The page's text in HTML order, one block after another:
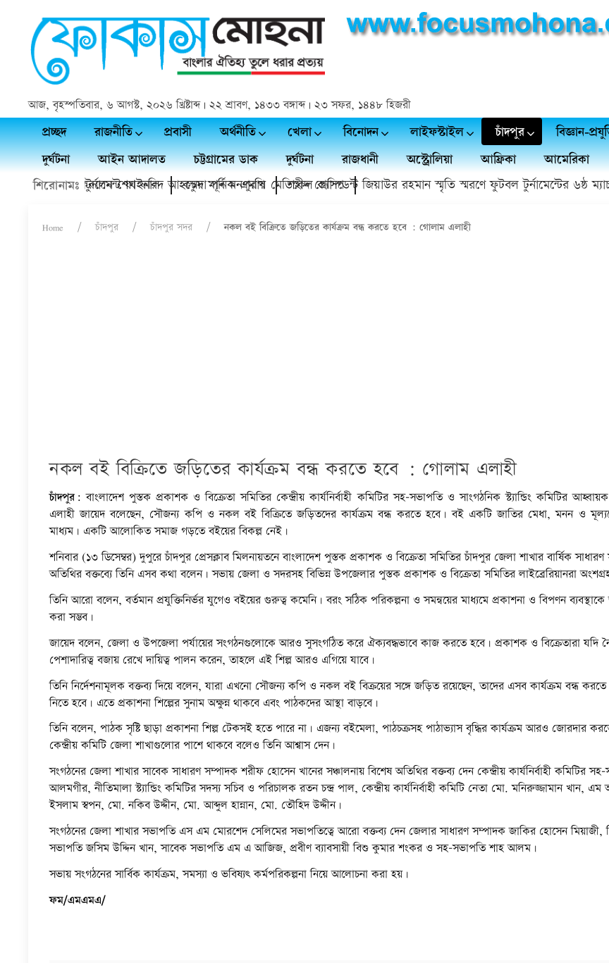
আজ, বৃহস্পতিবার, ৬ আগস্ট, ২০২৬ খ্রিষ্টাব্দ | ২২ শ্রাবণ, ১৪৩৩ বঙ্গাব্দ | ২৩ সফর, ১৪৪৮ হিজরী
প্রচ্ছদ রাজনীতি প্রবাসী অর্থনীতি খেলা বিনোদন লাইফস্টাইল চাঁদপুর বিজ্ঞান-
দুর্ঘটনা
আইন আদালত চট্টগ্রামের ডাক দুর্ঘটনা রাজধানী অস্ট্রোলিয়া আফ্রিকা আমেরিকা
শিরোনামঃ
মাঠ উদ্বোধন করলেন শেখ ফরিদ আহম্মেদ মানিক এমপি শহীদ প্রেসিডেন্ট জিয়াউর রহমান স্মৃতি স্মরণে ফুটবল টুর্নামেন্টের ৬ষ্ঠ ম্যাচ
ফুটবল টুর্নামেন্ট ফাইনাল কচুয়া পূর্ব মনপুরায় মেডিকেল ক্যাম্প
Home চাঁদপুর চাঁদপুর সদর নকল বই বিক্রিতে জড়িতের কার্যক্রম বন্ধ করতে হবে : গোলাম এলাহী
নকল বই বিক্রিতে জড়িতের কার্যক্রম বন্ধ করতে হবে : গোলাম এলাহী
চাঁদপুর: বাংলাদেশ পুস্তক প্রকাশক ও বিক্রেতা সমিতির কেন্দ্রীয় কার্যনির্বাহী কমিটির সহ-সভাপতি ও সাংগঠনিক স্ট্যান্ডিং কমিটির
এলাহী জায়েদ বলেছেন, সৌজন্য কপি ও নকল বই বিক্রিতে জড়িতদের কার্যক্রম বন্ধ করতে হবে। বই একটি জাতির মেধা, মনন ও
মাধ্যম। একটি আলোকিত সমাজ গড়তে বইয়ের বিকল্প নেই।
শনিবার (১৩ ডিসেম্বর) দুপুরে চাঁদপুর প্রেসক্লাব মিলনায়তনে বাংলাদেশ পুস্তক প্রকাশক ও বিক্রেতা সমিতির চাঁদপুর জেলা শাখার বার্ষিক সাধারণ
অতিথির বক্তব্যে তিনি এসব কথা বলেন। সভায় জেলা ও সদরসহ বিভিন্ন উপজেলার পুস্তক প্রকাশক ও বিক্রেতা সমিতির লাইব্রেরিয়ানরা
তিনি আরো বলেন, বর্তমান প্রযুক্তিনির্ভর যুগেও বইয়ের গুরুত্ব কমেনি। বরং সঠিক পরিকল্পনা ও সমন্বয়ের মাধ্যমে প্রকাশনা ও বিপণন
করা সম্ভব।
জায়েদ বলেন, জেলা ও উপজেলা পর্যায়ের সংগঠনগুলোকে আরও সুসংগঠিত করে ঐক্যবদ্ধভাবে কাজ করতে হবে। প্রকাশক ও বিক্রেতারা যদি
পেশাদারিত্ব বজায় রেখে দায়িত্ব পালন করেন, তাহলে এই শিল্প আরও এগিয়ে যাবে।
তিনি নির্দেশনামূলক বক্তব্য দিয়ে বলেন, যারা এখনো সৌজন্য কপি ও নকল বই বিক্রয়ের সঙ্গে জড়িত রয়েছেন, তাদের এসব কার্যক্রম বন্ধ করতে
নিতে হবে। এতে প্রকাশনা শিল্পের সুনাম অক্ষুন্ন থাকবে এবং পাঠকদের আস্থা বাড়বে।
তিনি বলেন, পাঠক সৃষ্টি ছাড়া প্রকাশনা শিল্প টেকসই হতে পারে না। এজন্য বইমেলা, পাঠচক্রসহ পাঠাভ্যাস বৃদ্ধির কার্যক্রম আরও জোরদার
কেন্দ্রীয় কমিটি জেলা শাখাগুলোর পাশে থাকবে বলেও তিনি আশ্বাস দেন।
সংগঠনের জেলা শাখার সাবেক সাধারণ সম্পাদক শরীফ হোসেন খানের সঞ্চালনায় বিশেষ অতিথির বক্তব্য দেন কেন্দ্রীয় কার্যনির্বাহী কমিটির
আলমগীর, নীতিমালা স্ট্যান্ডিং কমিটির সদস্য সচিব ও পরিচালক রতন চন্দ্র পাল, কেন্দ্রীয় কার্যনির্বাহী কমিটি নেতা মো. মনিরুজ্জামান খান,
ইসলাম স্বপন, মো. নকিব উদ্দীন, মো. আব্দুল হান্নান, মো. তৌহিদ উদ্দীন।
সংগঠনের জেলা শাখার সভাপতি এস এম মোরশেদ সেলিমের সভাপতিত্বে আরো বক্তব্য দেন জেলার সাধারণ সম্পাদক জাকির হোসেন মিয়াজী,
সভাপতি জসিম উদ্দিন খান, সাবেক সভাপতি এম এ আজিজ, প্রবীণ ব্যাবসায়ী বিশু কুমার শংকর ও সহ-সভাপতি শাহ আলম।
সভায় সংগঠনের সার্বিক কার্যক্রম, সমস্যা ও ভবিষ্যৎ কর্মপরিকল্পনা নিয়ে আলোচনা করা হয়।
ফম/এমএমএ/